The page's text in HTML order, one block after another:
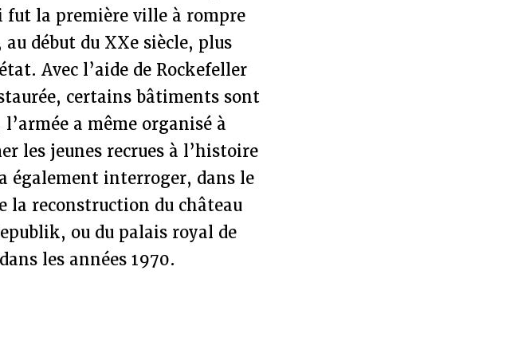
fut la première ville à rompre
début du XXe siècle, plus
Avec l’aide de Rockefeller
certains bâtiments sont
a même organisé à
les jeunes recrues à l’histoire
également interroger, dans le
la reconstruction du château
ou du palais royal de
les années 1970.